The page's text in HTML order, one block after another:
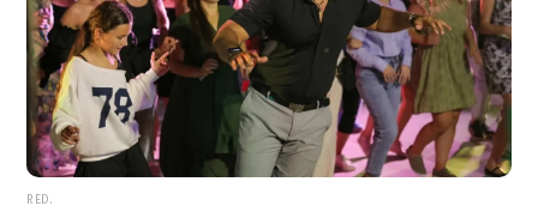
RED.